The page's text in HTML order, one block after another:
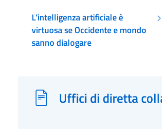
L’intelligenza artificiale è
virtuosa se Occidente e mondo
sanno dialogare
Uffici di diretta